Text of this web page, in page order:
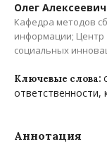
Олег
Кафедра методов
информации; Центр
социальных
Ключевые слова:
Аннотация